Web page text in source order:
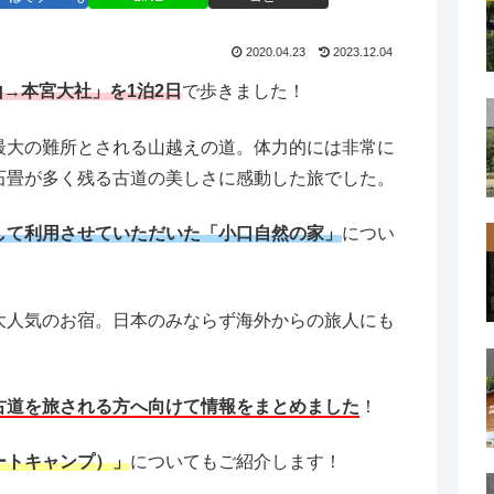
2020.04.23 2023.12.04
→本宮大社」を1泊2日で歩きました！
の難所とされる山越えの道。体力的には非常に
が多く残る古道の美しさに感動した旅でした。
利用させていただいた「小口自然の家」につい
気のお宿。日本のみならず海外からの旅人にも
を旅される方へ向けて情報をまとめました ！
トキャンプ）」についてもご紹介します！